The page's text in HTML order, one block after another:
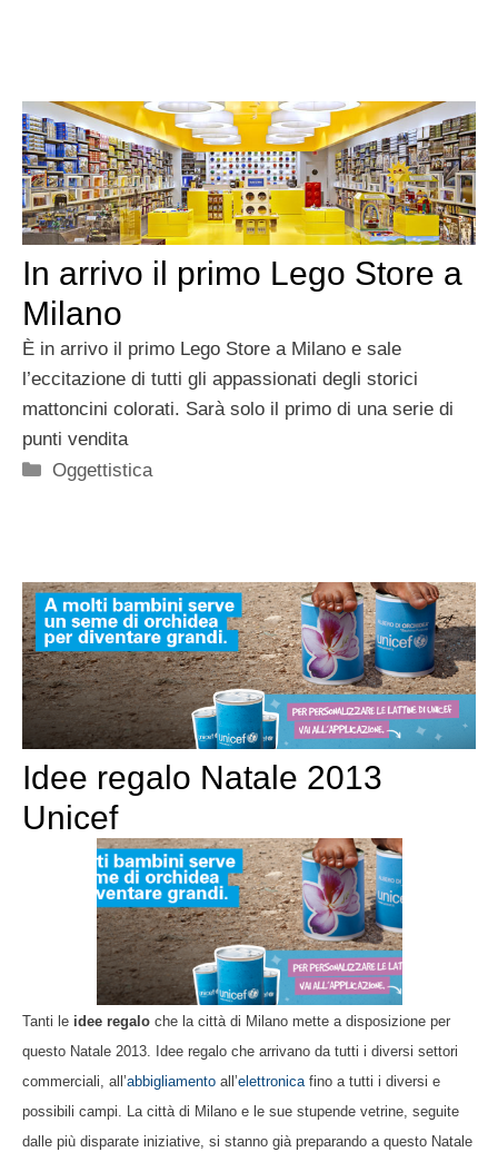
In arrivo il primo Lego Store a
Milano
È in arrivo il primo Lego Store a Milano e sale
l’eccitazione di tutti gli appassionati degli storici
mattoncini colorati. Sarà solo il primo di una serie di
punti vendita
Categorie
Oggettistica
Idee regalo Natale 2013
Unicef
Tanti le idee regalo che la città di Milano mette a disposizione per
questo Natale 2013. Idee regalo che arrivano da tutti i diversi settori
commerciali, all’abbigliamento all’elettronicafino a tutti i diversi e
possibili campi. La città di Milano e le sue stupende vetrine, seguite
dalle più disparate iniziative, si stanno già preparando a questo Natale